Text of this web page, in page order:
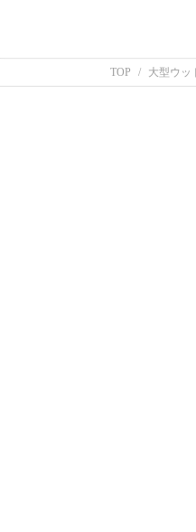
TOP 大型ウッ